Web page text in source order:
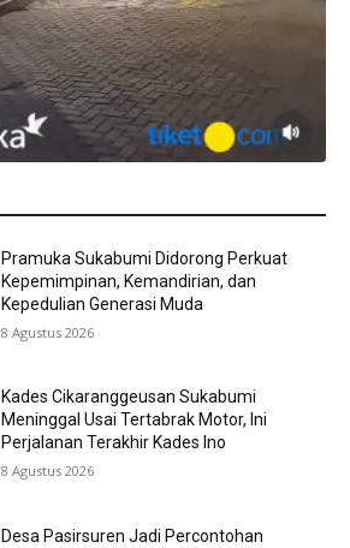
Pramuka Sukabumi Didorong Perkuat
Kepemimpinan, Kemandirian, dan
Kepedulian Generasi Muda
8 Agustus 2026
Kades Cikaranggeusan Sukabumi
Meninggal Usai Tertabrak Motor, Ini
Perjalanan Terakhir Kades Ino
8 Agustus 2026
Desa Pasirsuren Jadi Percontohan